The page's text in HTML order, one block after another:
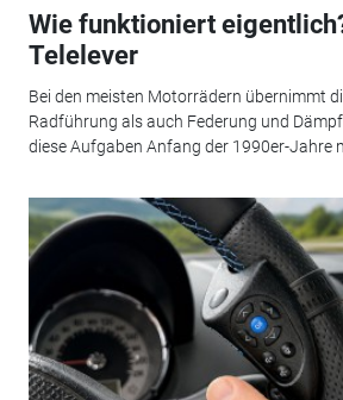
Wie funktioniert
Telelever
Bei den meisten Motorrädern übernimmt
Radführung als auch Federung und
diese Aufgaben Anfang der 1990er-Jahre